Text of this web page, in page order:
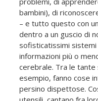
bambini), di
– e tutto questo con
dentro a un guscio di
sofisticatissimi
informazioni più o
cerebrale. Tra le
esempio, fanno cose
persino dispettose.